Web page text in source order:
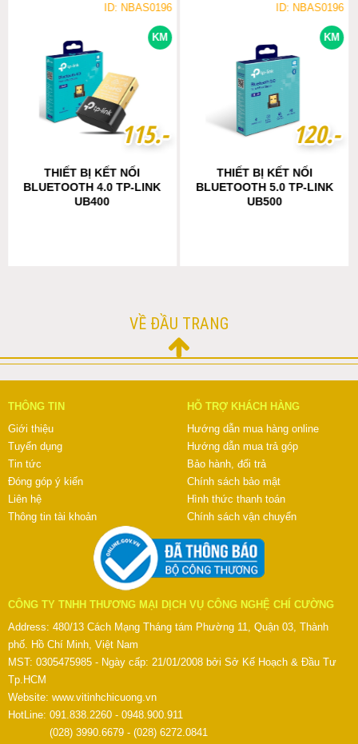
KM
ID: NBAS0196
115.-
115.-
THIẾT BỊ KẾT NỐI
BLUETOOTH 4.0 TP-LINK
UB400
KM
ID: NBAS0196
120.-
120.-
THIẾT BỊ KẾT NỐI
BLUETOOTH 5.0 TP-LINK
UB500
VỀ ĐẦU TRANG
THÔNG TIN
Giới thiệu
Tuyển dụng
Tin tức
Đóng góp ý kiến
Liên hệ
Thông tin tài khoản
HỖ TRỢ KHÁCH HÀNG
Hướng dẫn mua hàng online
Hướng dẫn mua trả góp
Bảo hành, đổi trả
Chính sách bảo mật
Hình thức thanh toán
Chính sách vận chuyển
CÔNG TY TNHH THƯƠNG MẠI DỊCH VỤ CÔNG NGHỆ CHÍ CƯỜNG
Address: 480/13 Cách Mạng Tháng tám Phường 11, Quận 03, Thành
phố. Hồ Chí Minh, Việt Nam
MST: 0305475985 - Ngày cấp: 21/01/2008 bởi Sở Kế Hoạch & Đầu Tư
Tp.HCM
Website: www.vitinhchicuong.vn
HotLine: 091.838.2260 - 0948.900.911
(028) 3990.6679 - (028) 6272.0841